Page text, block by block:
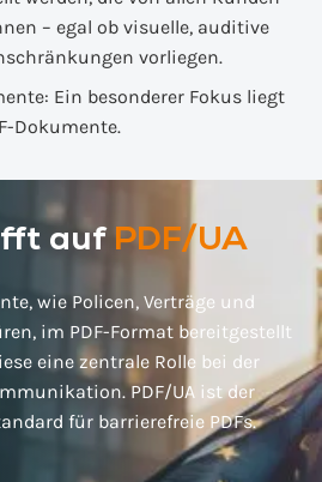
– egal ob visuelle, auditive
vorliegen.
Ein besonderer Fokus liegt
Dokumente.
aufPDF/UA
wie Policen, Verträge und
im PDF-Format bereitgestellt
eine zentrale Rolle bei der
PDF/UA ist der
für barrierefreie PDFs.